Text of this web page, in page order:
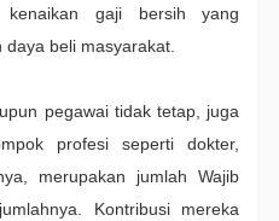
kenaikan gaji bersih yang
beli masyarakat.
pegawai tidak tetap, juga
profesi seperti dokter,
merupakan jumlah Wajib
Kontribusi mereka